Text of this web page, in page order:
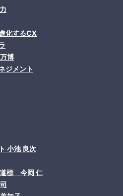
化するCX
博
ジメント
小池 良次
道標 今岡 仁